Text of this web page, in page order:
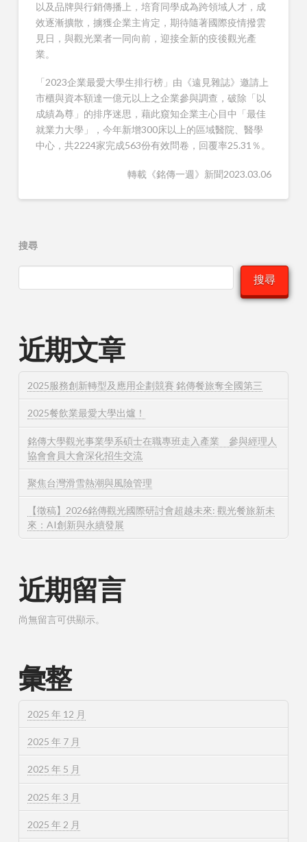
以及品牌與行銷傳播上，培育同學成為跨領域人才，成
效逐漸擴散，擄獲企業主肯定，期待隨著國際疫情撥雲
見日，與觀光業者一同向前，迎接全新的疫後觀光產
業。
「2023企業最愛大學生排行榜」由《遠見雜誌》邀請上
市櫃與資本額達一億元以上之企業參與調查，破除「以
成績為尊」的排序迷思，藉此窺知企業主心目中「最佳
就業力大學」，今年新增300床以上的區域醫院、醫學
中心，共2224家完成563份有效問卷，回覆率25.31％。
轉載《銘傳一週》新聞2023.03.06
搜尋
搜尋
近期文章
2025服務創新轉型及應用企劃競賽 銘傳餐旅奪全國第三
2025餐飲業最愛大學出爐！
銘傳大學觀光事業學系碩士在職專班走入產業 參與經理人
協會會員大會深化招生交流
聚焦台灣滑雪熱潮與風險管理
【徵稿】2026銘傳觀光國際研討會超越未來: 觀光餐旅新未
來：AI創新與永續發展
近期留言
尚無留言可供顯示。
彙整
2025 年 12 月
2025 年 7 月
2025 年 5 月
2025 年 3 月
2025 年 2 月